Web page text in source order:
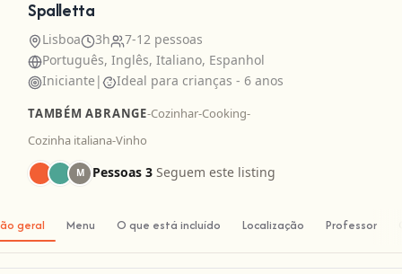
Spalletta
Lisboa 3h
7-12 pessoas
Português, Inglês, Italiano, Espanhol
Iniciante | Ideal para crianças - 6 anos
TAMBÉM ABRANGE-Cozinhar-Cooking-
Cozinha italiana-Vinho
M Pessoas 3 Seguem este listing
geral Menu O que está incluído Localização Professor